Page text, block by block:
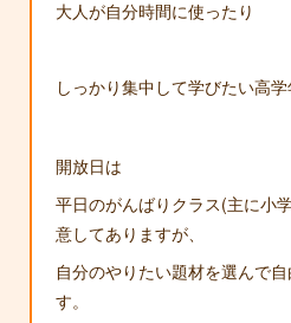
大人が自分時間に使ったり
しっかり集中して学びたい高
開放日は
平日のがんばりクラス(主に小
意してありますが、
自分のやりたい題材を選んで
す。